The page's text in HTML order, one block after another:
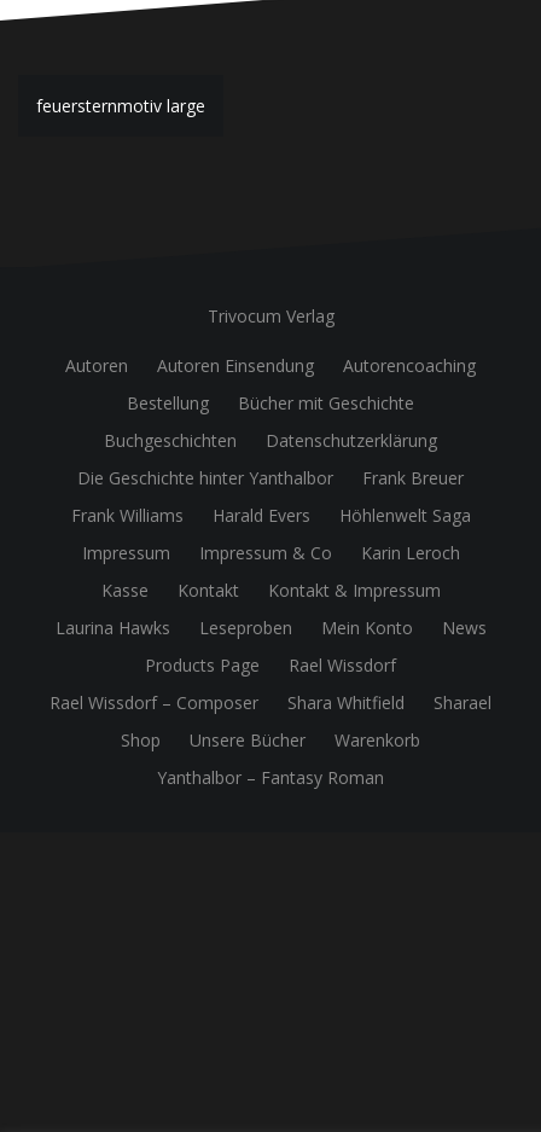
Beitragsnavigation
feuersternmotiv large
Trivocum Verlag
Autoren Autoren Einsendung
Autorencoaching
Bestellung
Bücher mit Geschichte
Buchgeschichten
Datenschutzerklärung
Die Geschichte hinter Yanthalbor
Frank Breuer
Frank Williams
Harald Evers
Höhlenwelt Saga
Impressum
Impressum & Co
Karin Leroch
Kasse
Kontakt
Kontakt & Impressum
Laurina Hawks
Leseproben Mein Konto
News
Products Page
Rael Wissdorf
Rael Wissdorf – Composer
Shara Whitfield
Sharael
Shop
Unsere Bücher
Warenkorb
Yanthalbor – Fantasy Roman